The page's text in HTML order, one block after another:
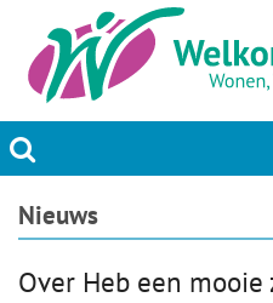
Actueel
Nieuws
Over Heb een